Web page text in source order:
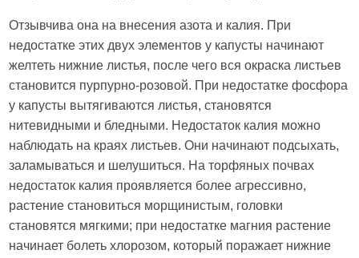
Отзывчива она на внесения азота и калия. При
недостатке этих двух элементов у капусты начинают
желтеть нижние листья, после чего вся окраска листьев
становится пурпурно-розовой. При недостатке фосфора
у капусты вытягиваются листья, становятся
нитевидными и бледными. Недостаток калия можно
наблюдать на краях листьев. Они начинают подсыхать,
заламываться и шелушиться. На торфяных почвах
недостаток калия проявляется более агрессивно,
растение становиться морщинистым, головки
становятся мягкими; при недостатке магния растение
начинает болеть хлорозом, который поражает нижние